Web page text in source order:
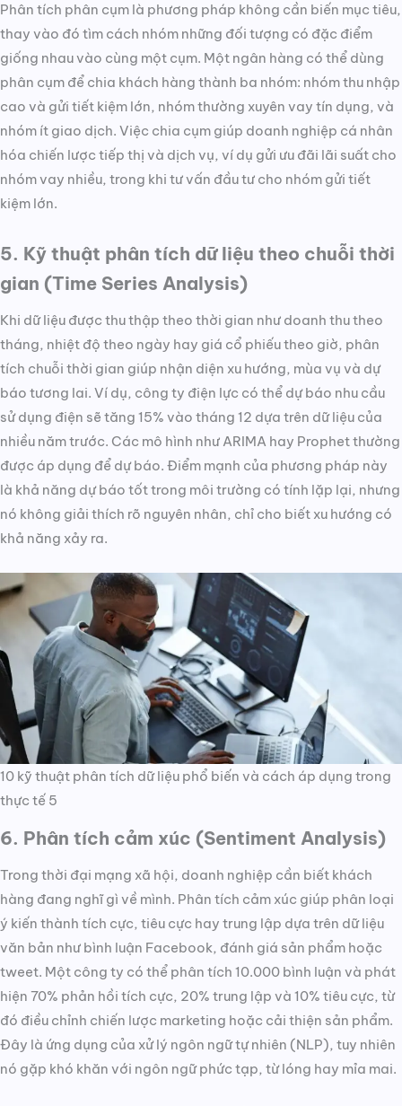
Phân tích phân cụm là phương pháp không cần biến mục tiêu,
thay vào đó tìm cách nhóm những đối tượng có đặc điểm
giống nhau vào cùng một cụm. Một ngân hàng có thể dùng
phân cụm để chia khách hàng thành ba nhóm: nhóm thu nhập
cao và gửi tiết kiệm lớn, nhóm thường xuyên vay tín dụng, và
nhóm ít giao dịch. Việc chia cụm giúp doanh nghiệp cá nhân
hóa chiến lược tiếp thị và dịch vụ, ví dụ gửi ưu đãi lãi suất cho
nhóm vay nhiều, trong khi tư vấn đầu tư cho nhóm gửi tiết
kiệm lớn.
5. Kỹ thuật phân tích dữ liệu theo chuỗi thời
gian (Time Series Analysis)
Khi dữ liệu được thu thập theo thời gian như doanh thu theo
tháng, nhiệt độ theo ngày hay giá cổ phiếu theo giờ, phân
tích chuỗi thời gian giúp nhận diện xu hướng, mùa vụ và dự
báo tương lai. Ví dụ, công ty điện lực có thể dự báo nhu cầu
sử dụng điện sẽ tăng 15% vào tháng 12 dựa trên dữ liệu của
nhiều năm trước. Các mô hình như ARIMA hay Prophet thường
được áp dụng để dự báo. Điểm mạnh của phương pháp này
là khả năng dự báo tốt trong môi trường có tính lặp lại, nhưng
nó không giải thích rõ nguyên nhân, chỉ cho biết xu hướng có
khả năng xảy ra.
10 kỹ thuật phân tích dữ liệu phổ biến và cách áp dụng trong
thực tế 5
6. Phân tích cảm xúc (Sentiment Analysis)
Trong thời đại mạng xã hội, doanh nghiệp cần biết khách
hàng đang nghĩ gì về mình. Phân tích cảm xúc giúp phân loại
ý kiến thành tích cực, tiêu cực hay trung lập dựa trên dữ liệu
văn bản như bình luận Facebook, đánh giá sản phẩm hoặc
tweet. Một công ty có thể phân tích 10.000 bình luận và phát
hiện 70% phản hồi tích cực, 20% trung lập và 10% tiêu cực, từ
đó điều chỉnh chiến lược marketing hoặc cải thiện sản phẩm.
Đây là ứng dụng của xử lý ngôn ngữ tự nhiên (NLP), tuy nhiên
nó gặp khó khăn với ngôn ngữ phức tạp, từ lóng hay mỉa mai.